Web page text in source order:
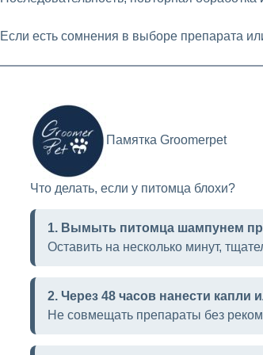
Если есть сомнения в выборе препарата
Памятка Groomerpet
Что делать, если у питомца блохи?
1. Вымыть питомца шампунем
Оставить на несколько минут,
2. Через 48 часов нанести капли
Не совмещать препараты без